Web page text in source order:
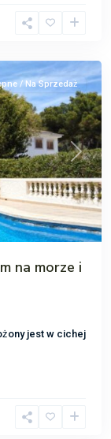
/ Na Sprzedaż
na morze i
jest w cichej